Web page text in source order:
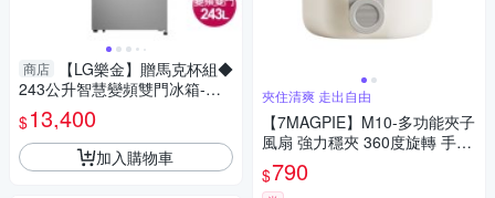
商店
【LG樂金】贈馬克杯組◆
243公升智慧變頻雙門冰箱-星
辰銀GN-L243SVN~含拆箱定位
+舊機回收
$13,400
加入購物車
夾住清爽 走出自由
【7MAGPIE】M10-多功能夾子
風扇 強力穩夾 360度旋轉 手電
照明(霧岩灰/蜜桃粉/冰川藍)
$790